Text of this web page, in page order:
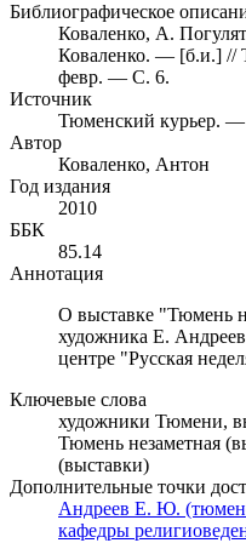
Библиографическое
Коваленко, А.
Коваленко. — [б.и.] //
февр. — С. 6.
Источник
Тюменский курьер.
Автор
Коваленко, Антон
Год издания
2010
ББК
85.14
Аннотация
О выставке "Тюмень
художника Е.
центре "Русская
Ключевые слова
художники Тюмени,
Тюмень незаметная
(выставки)
Дополнительные точки
Андреев Е. Ю.
кафедры